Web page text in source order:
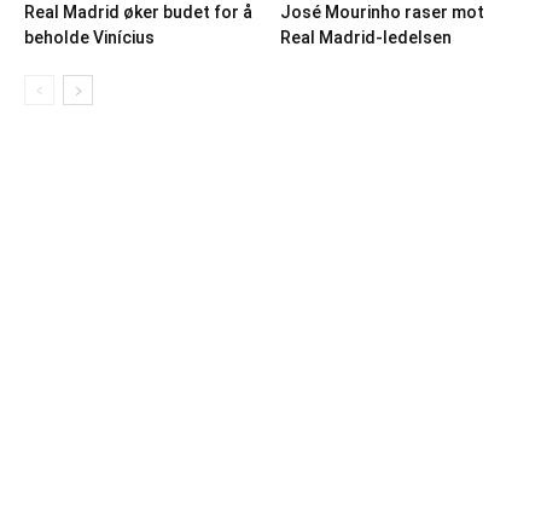
Real Madrid øker budet for å
beholde Vinícius
José Mourinho raser mot
Real Madrid-ledelsen